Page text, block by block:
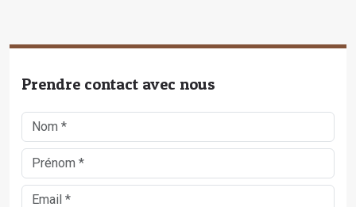
Prendre contact avec nous